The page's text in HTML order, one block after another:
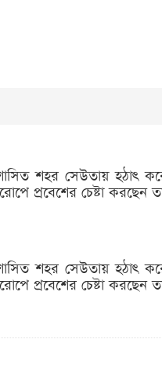
শহর সেউতায় হঠাৎ
প্রবেশের চেষ্টা করছেন
শহর সেউতায় হঠাৎ
প্রবেশের চেষ্টা করছেন